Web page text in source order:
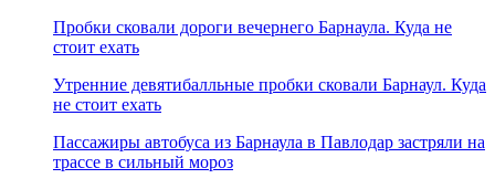
Пробки сковали дороги вечернего Барнаула. Куда не
стоит ехать
Утренние девятибалльные пробки сковали Барнаул. Куда
не стоит ехать
Пассажиры автобуса из Барнаула в Павлодар застряли на
трассе в сильный мороз